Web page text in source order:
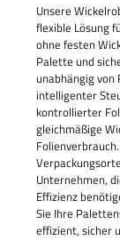
Unsere
flexible Lösung
ohne festen
Palette und
unabhängig
intelligenter
kontrollierter
gleichmäßige
Unternehmen,
Effizienz
Sie Ihre
effizient, sicher